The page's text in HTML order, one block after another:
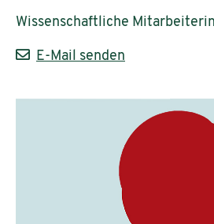
Wissenschaftliche Mitarbeiterin
E-Mail senden